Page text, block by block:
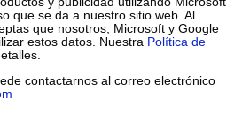
que se da a nuestro sitio web. Al
que nosotros, Microsoft y Google
estos datos. Nuestra Política de
contactarnos al correo electrónico